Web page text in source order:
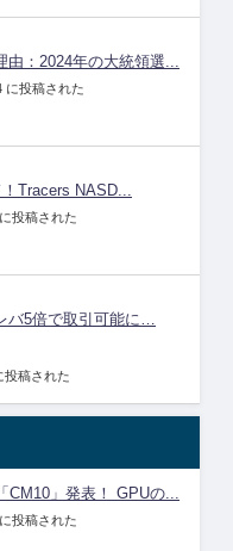
由：2024年の大統領選...
に投稿された
！Tracers NASD...
投稿された
バ5倍で取引可能に…
投稿された
CM10」発表！ GPUの...
投稿された